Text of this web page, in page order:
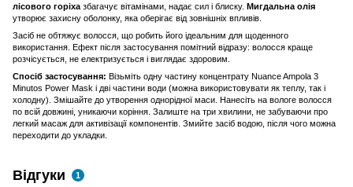
лісового горіха збагачує вітамінами, надає сил і блиску. Мигдальна олія
утворює захисну оболонку, яка оберігає від зовнішніх впливів.
Засіб не обтяжує волосся, що робить його ідеальним для щоденного
використання. Ефект після застосування помітний відразу: волосся краще
розчісується, не електризується і виглядає здоровим.
Спосіб застосування: Візьміть одну частину концентрату Nuance Ampola 3
Minutos Power Mask і дві частини води (можна використовувати як теплу, так і
холодну). Змішайте до утворення однорідної маси. Нанесіть на вологе волосся
по всій довжині, уникаючи коріння. Залиште на три хвилини, не забуваючи про
легкий масаж для активізації компонентів. Змийте засіб водою, після чого можна
переходити до укладки.
Відгуки 1